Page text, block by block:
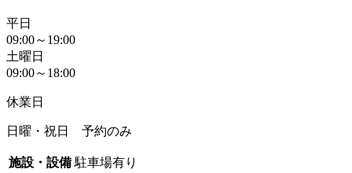
平日
09:00～19:00
土曜日
09:00～18:00
休業日
日曜・祝日 予約のみ
施設・設備 駐車場有り